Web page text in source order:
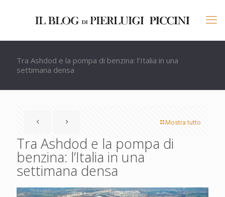
Tra Ashdod e la pompa di benzina: l’Italia in una
settimana densa
Mostra tutto
Tra Ashdod e la pompa di
benzina: l’Italia in una
settimana densa